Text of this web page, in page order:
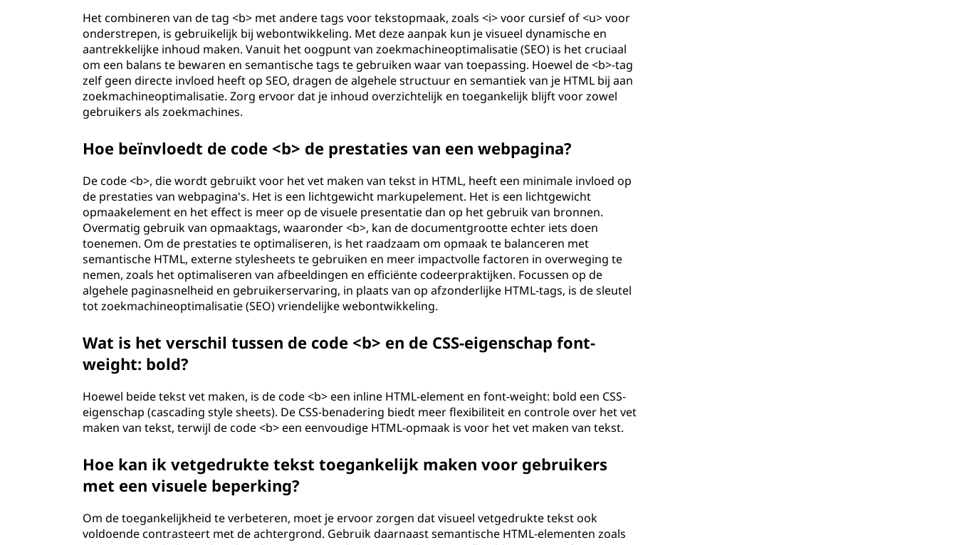
Het combineren van de tag <b> met andere tags voor tekstopmaak, zoals <i> voor cursief of <u> voor
onderstrepen, is gebruikelijk bij webontwikkeling. Met deze aanpak kun je visueel dynamische en
aantrekkelijke inhoud maken. Vanuit het oogpunt van zoekmachineoptimalisatie (SEO) is het cruciaal
om een balans te bewaren en semantische tags te gebruiken waar van toepassing. Hoewel de <b>-tag
zelf geen directe invloed heeft op SEO, dragen de algehele structuur en semantiek van je HTML bij aan
zoekmachineoptimalisatie. Zorg ervoor dat je inhoud overzichtelijk en toegankelijk blijft voor zowel
gebruikers als zoekmachines.
Hoe beïnvloedt de code <b> de prestaties van een webpagina?
De code <b>, die wordt gebruikt voor het vet maken van tekst in HTML, heeft een minimale invloed op
de prestaties van webpagina's. Het is een lichtgewicht markupelement. Het is een lichtgewicht
opmaakelement en het effect is meer op de visuele presentatie dan op het gebruik van bronnen.
Overmatig gebruik van opmaaktags, waaronder <b>, kan de documentgrootte echter iets doen
toenemen. Om de prestaties te optimaliseren, is het raadzaam om opmaak te balanceren met
semantische HTML, externe stylesheets te gebruiken en meer impactvolle factoren in overweging te
nemen, zoals het optimaliseren van afbeeldingen en efficiënte codeerpraktijken. Focussen op de
algehele paginasnelheid en gebruikerservaring, in plaats van op afzonderlijke HTML-tags, is de sleutel
tot zoekmachineoptimalisatie (SEO) vriendelijke webontwikkeling.
Wat is het verschil tussen de code <b> en de CSS-eigenschap font-
weight: bold?
Hoewel beide tekst vet maken, is de code <b> een inline HTML-element en font-weight: bold een CSS-
eigenschap (cascading style sheets). De CSS-benadering biedt meer flexibiliteit en controle over het vet
maken van tekst, terwijl de code <b> een eenvoudige HTML-opmaak is voor het vet maken van tekst.
Hoe kan ik vetgedrukte tekst toegankelijk maken voor gebruikers
met een visuele beperking?
Om de toegankelijkheid te verbeteren, moet je ervoor zorgen dat visueel vetgedrukte tekst ook
voldoende contrasteert met de achtergrond. Gebruik daarnaast semantische HTML-elementen zoals